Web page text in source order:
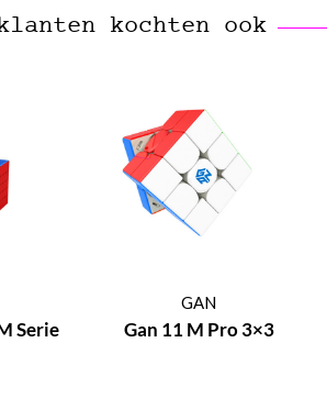
kochten ook
Serie
GAN
Gan 11 M Pro 3×3